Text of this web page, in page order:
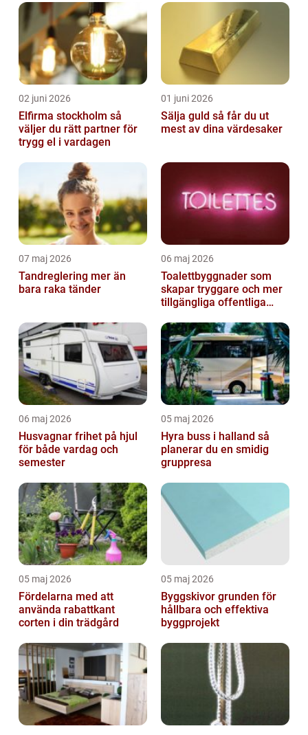
02 juni 2026
Elfirma stockholm så
väljer du rätt partner för
trygg el i vardagen
01 juni 2026
Sälja guld så får du ut
mest av dina värdesaker
07 maj 2026
Tandreglering mer än
bara raka tänder
06 maj 2026
Toalettbyggnader som
skapar tryggare och mer
tillgängliga offentliga
06 maj 2026
Husvagnar frihet på hjul
för både vardag och
semester
05 maj 2026
Hyra buss i halland så
planerar du en smidig
gruppresa
05 maj 2026
Fördelarna med att
använda rabattkant
corten i din trädgård
05 maj 2026
Byggskivor grunden för
hållbara och effektiva
byggprojekt